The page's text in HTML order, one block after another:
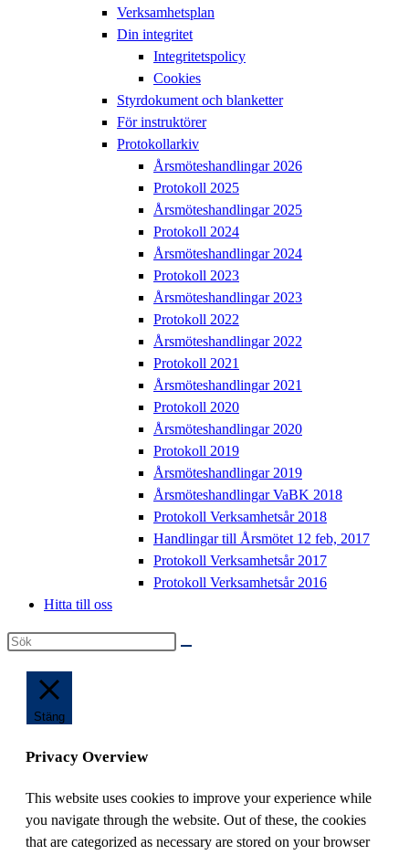
Verksamhetsplan
Din integritet
Integritetspolicy
Cookies
Styrdokument och blanketter
För instruktörer
Protokollarkiv
Årsmöteshandlingar 2026
Protokoll 2025
Årsmöteshandlingar 2025
Protokoll 2024
Årsmöteshandlingar 2024
Protokoll 2023
Årsmöteshandlingar 2023
Protokoll 2022
Årsmöteshandlingar 2022
Protokoll 2021
Årsmöteshandlingar 2021
Protokoll 2020
Årsmöteshandlingar 2020
Protokoll 2019
Årsmöteshandlingar 2019
Årsmöteshandlingar VaBK 2018
Protokoll Verksamhetsår 2018
Handlingar till Årsmötet 12 feb, 2017
Protokoll Verksamhetsår 2017
Protokoll Verksamhetsår 2016
Hitta till oss
Sök
denna
Stäng
Privacy Overview
This website uses cookies to improve your experience while
you navigate through the website. Out of these, the cookies
that are categorized as necessary are stored on your browser